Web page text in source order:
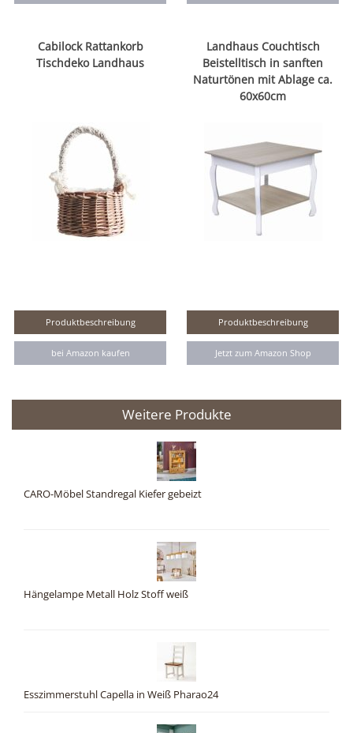
Cabilock Rattankorb
Tischdeko Landhaus
Produktbeschreibung
bei Amazon kaufen
Landhaus Couchtisch
Beistelltisch in sanften
Naturtönen mit Ablage ca.
60x60cm
Produktbeschreibung
Jetzt zum Amazon Shop
Weitere Produkte
CARO-Möbel Standregal Kiefer gebeizt
Hängelampe Metall Holz Stoff weiß
Esszimmerstuhl Capella in Weiß Pharao24